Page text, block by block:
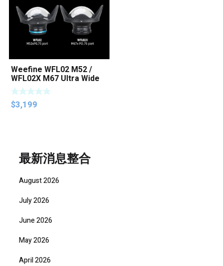
Weefine WFL02 M52 /
WFL02X M67 Ultra Wide
Angle Lens
$3,199
最新消息整合
August 2026
July 2026
June 2026
May 2026
April 2026